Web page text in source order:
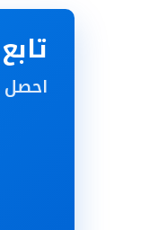
تابع ZNN على تيليغرام
احصل